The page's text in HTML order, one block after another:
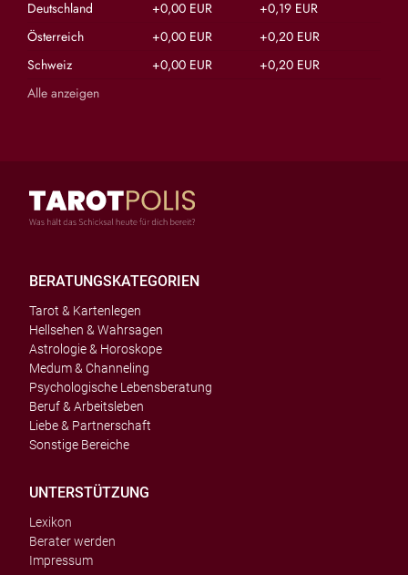
Deutschland
+0,00 EUR
+0,19 EUR
Österreich
+0,00 EUR
+0,20 EUR
Schweiz
+0,00 EUR
+0,20 EUR
Alle anzeigen
BERATUNGSKATEGORIEN
Tarot & Kartenlegen
Hellsehen & Wahrsagen
Astrologie & Horoskope
Medum & Channeling
Psychologische Lebensberatung
Beruf & Arbeitsleben
Liebe & Partnerschaft
Sonstige Bereiche
UNTERSTÜTZUNG
Lexikon
Berater werden
Impressum